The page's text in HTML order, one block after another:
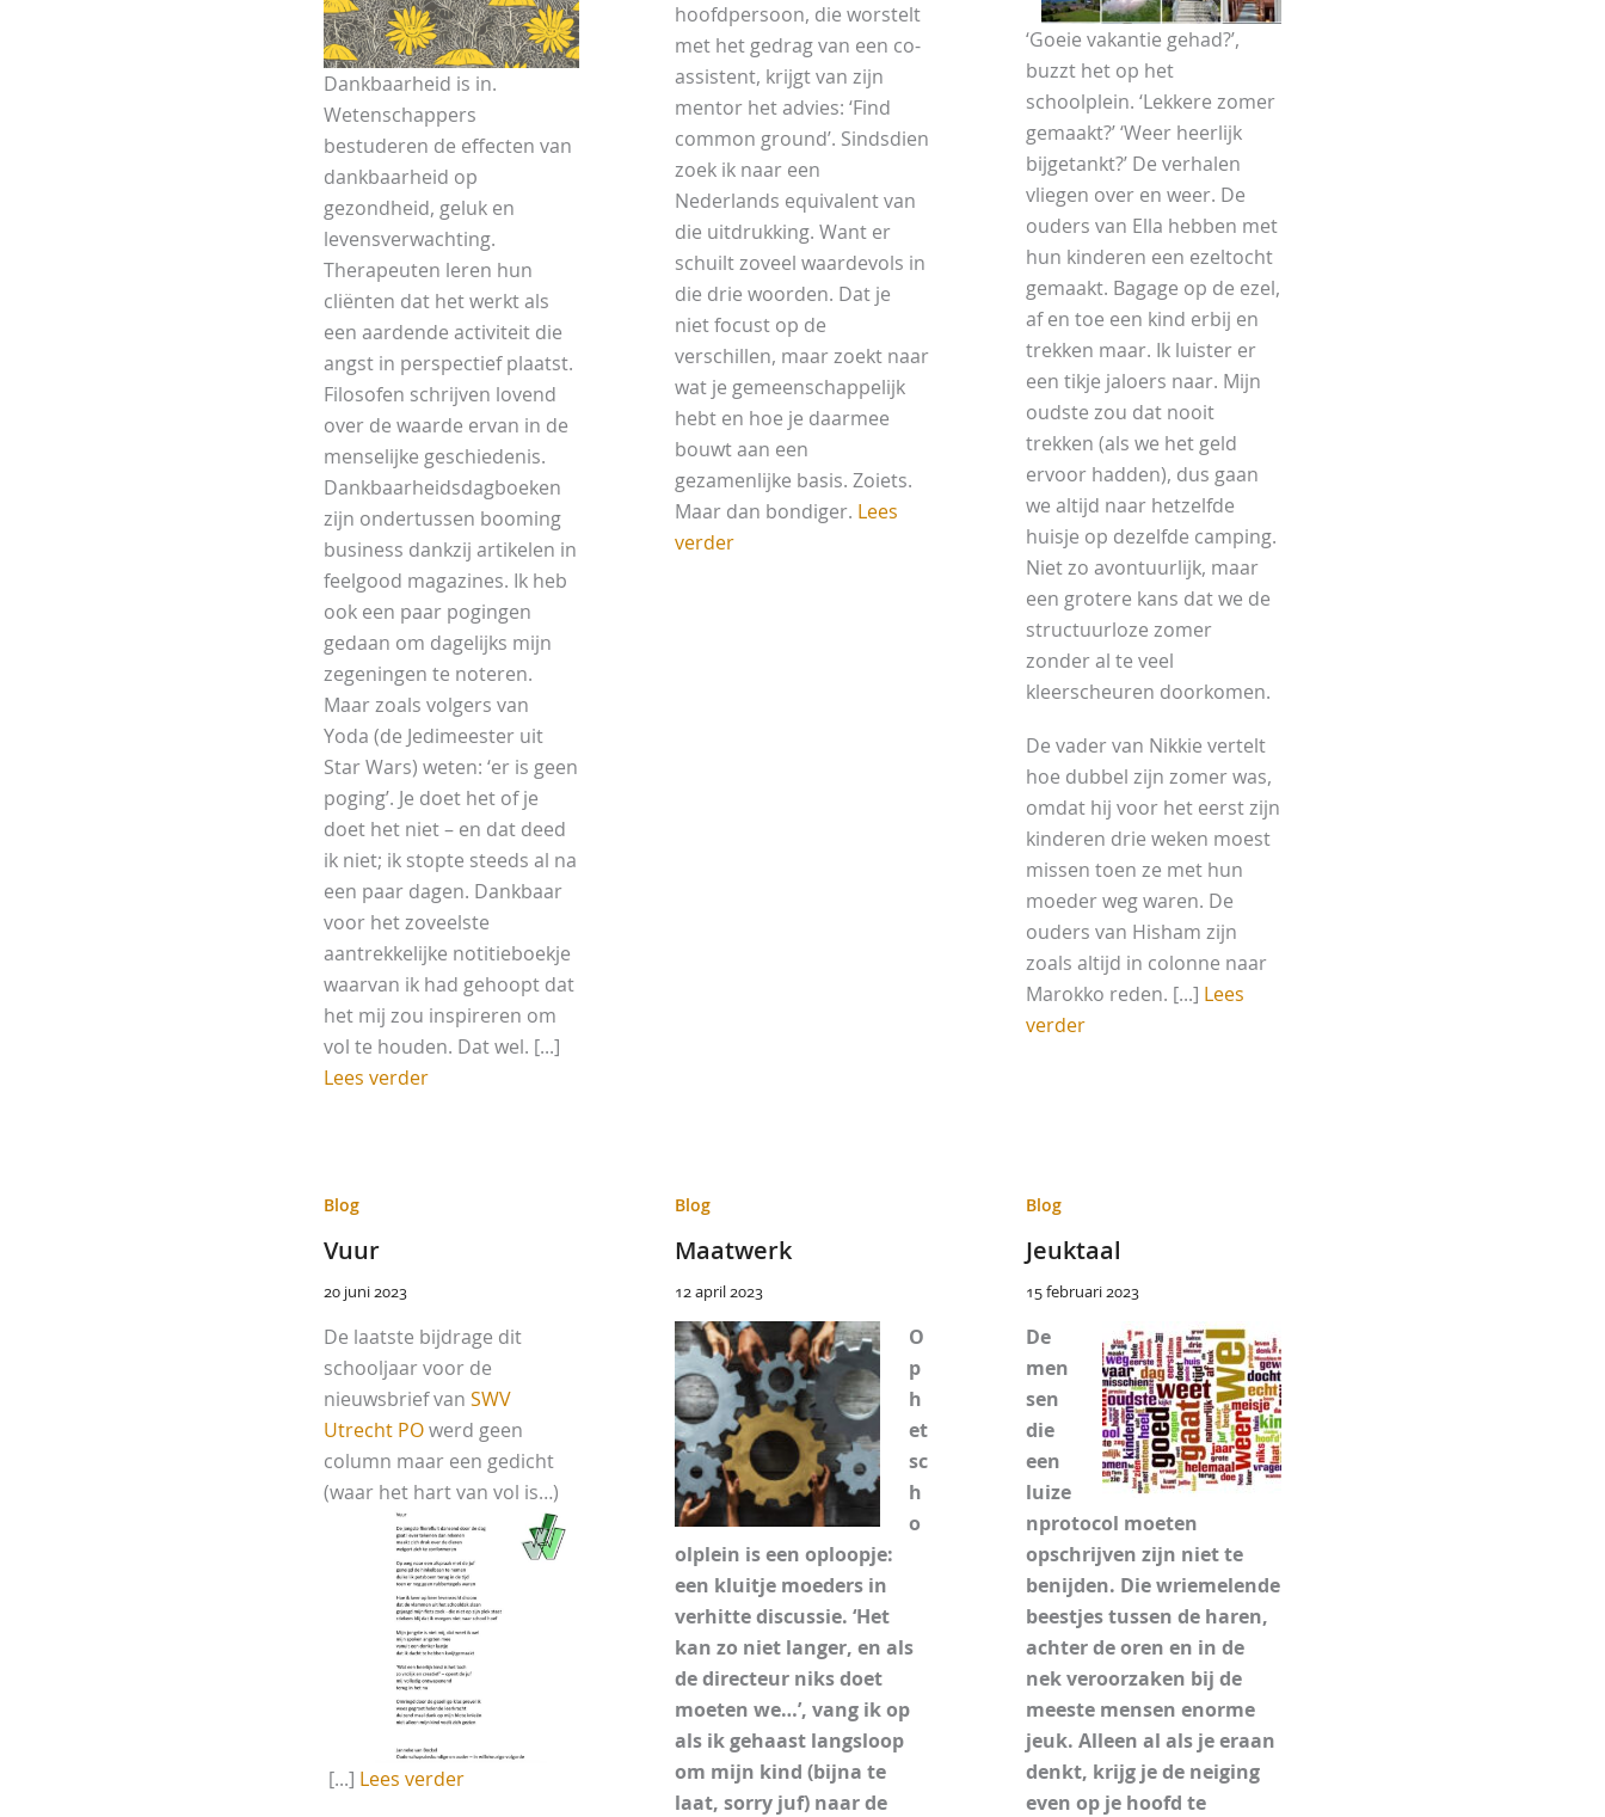
Dankbaarheid is in.
Wetenschappers
bestuderen de effecten van
dankbaarheid op
gezondheid, geluk en
levensverwachting.
Therapeuten leren hun
cliënten dat het werkt als
een aardende activiteit die
angst in perspectief plaatst.
Filosofen schrijven lovend
over de waarde ervan in de
menselijke geschiedenis.
Dankbaarheidsdagboeken
zijn ondertussen booming
business dankzij artikelen in
feelgood magazines. Ik heb
ook een paar pogingen
gedaan om dagelijks mijn
zegeningen te noteren.
Maar zoals volgers van
Yoda (de Jedimeester uit
Star Wars) weten: ‘er is geen
poging’. Je doet het of je
doet het niet – en dat deed
ik niet; ik stopte steeds al na
een paar dagen. Dankbaar
voor het zoveelste
aantrekkelijke notitieboekje
waarvan ik had gehoopt dat
het mij zou inspireren om
vol te houden. Dat wel. [...]
Lees verder
hoofdpersoon, die worstelt
met het gedrag van een co-
assistent, krijgt van zijn
mentor het advies: ‘Find
common ground’. Sindsdien
zoek ik naar een
Nederlands equivalent van
die uitdrukking. Want er
schuilt zoveel waardevols in
die drie woorden. Dat je
niet focust op de
verschillen, maar zoekt naar
wat je gemeenschappelijk
hebt en hoe je daarmee
bouwt aan een
gezamenlijke basis. Zoiets.
Maar dan bondiger. Lees
verder
‘Goeie vakantie gehad?’,
buzzt het op het
schoolplein. ‘Lekkere zomer
gemaakt?’ ‘Weer heerlijk
bijgetankt?’ De verhalen
vliegen over en weer. De
ouders van Ella hebben met
hun kinderen een ezeltocht
gemaakt. Bagage op de ezel,
af en toe een kind erbij en
trekken maar. Ik luister er
een tikje jaloers naar. Mijn
oudste zou dat nooit
trekken (als we het geld
ervoor hadden), dus gaan
we altijd naar hetzelfde
huisje op dezelfde camping.
Niet zo avontuurlijk, maar
een grotere kans dat we de
structuurloze zomer
zonder al te veel
kleerscheuren doorkomen.
De vader van Nikkie vertelt
hoe dubbel zijn zomer was,
omdat hij voor het eerst zijn
kinderen drie weken moest
missen toen ze met hun
moeder weg waren. De
ouders van Hisham zijn
zoals altijd in colonne naar
Marokko reden. [...] Lees
verder
Blog
Vuur
20 juni 2023
De laatste bijdrage dit
schooljaar voor de
nieuwsbrief van SWV
Utrecht POwerd geen
column maar een gedicht
(waar het hart van vol is…)
[...] Lees verder
Blog
Maatwerk
12 april 2023
O
p
h
et
sc
h
o
olplein is een oploopje:
een kluitje moeders in
verhitte discussie. ‘Het
kan zo niet langer, en als
de directeur niks doet
moeten we…’, vang ik op
als ik gehaast langsloop
om mijn kind (bijna te
laat, sorry juf) naar de
Blog
Jeuktaal
15 februari 2023
De
men
sen
die
een
luize
nprotocol moeten
opschrijven zijn niet te
benijden. Die wriemelende
beestjes tussen de haren,
achter de oren en in de
nek veroorzaken bij de
meeste mensen enorme
jeuk. Alleen al als je eraan
denkt, krijg je de neiging
even op je hoofd te